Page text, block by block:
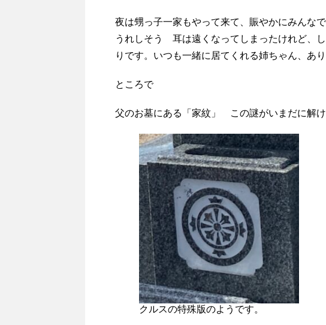
夜は甥っ子一家もやって来て、賑やかにみんな
うれしそう 耳は遠くなってしまったけれど、
りです。いつも一緒に居てくれる姉ちゃん、あり
ところで
父のお墓にある「家紋」 この謎がいまだに解け
クルスの特殊版のようです。